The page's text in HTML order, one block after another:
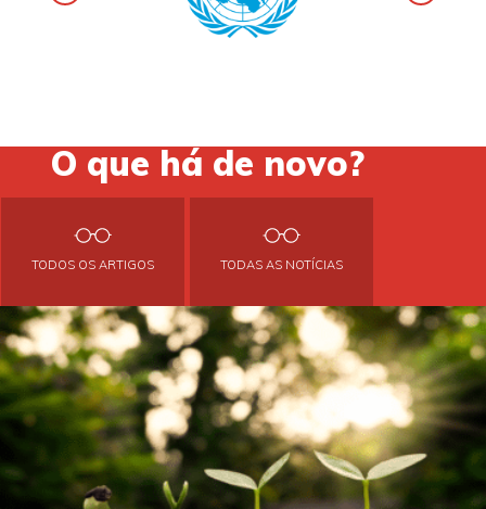
O que há de novo?
TODOS OS ARTIGOS TODAS AS NOTÍCIAS